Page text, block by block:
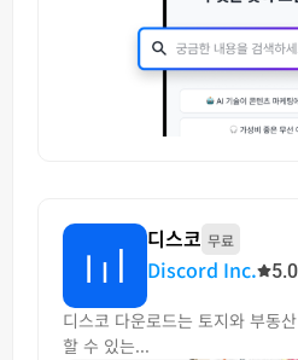
디스코 무료
Discord Inc. 5.0
디스코 다운로드는 토지와 부동
할 수 있는...